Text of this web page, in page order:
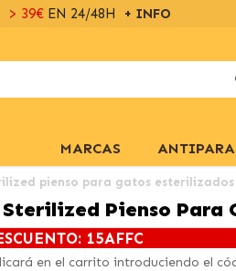
> 39€EN 24/48H + INFO
MARCAS
pienso para gatos esterilizados
Pienso Para
15AFFC
en el carrito introduciendo el